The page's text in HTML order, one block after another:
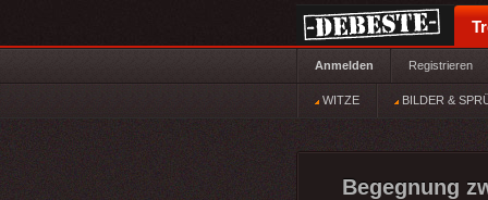
Anmelden Registrieren
WITZE BILDER &
Begegnung